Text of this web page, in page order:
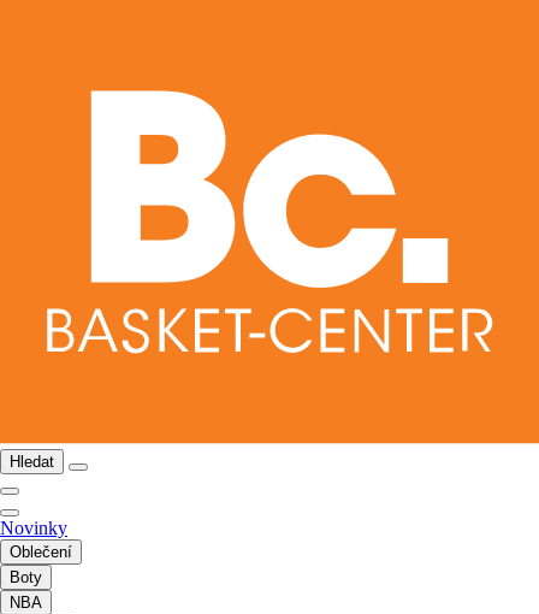
Hledat
Novinky
Oblečení
Boty
NBA